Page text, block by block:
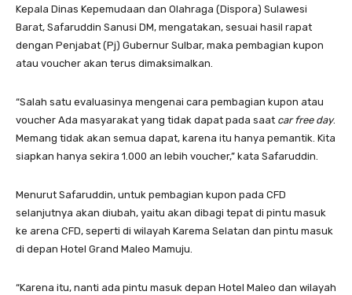
Kepala Dinas Kepemudaan dan Olahraga (Dispora) Sulawesi
Barat, Safaruddin Sanusi DM, mengatakan, sesuai hasil rapat
dengan Penjabat (Pj) Gubernur Sulbar, maka pembagian kupon
atau voucher akan terus dimaksimalkan.
“Salah satu evaluasinya mengenai cara pembagian kupon atau
voucher Ada masyarakat yang tidak dapat pada saat car free day.
Memang tidak akan semua dapat, karena itu hanya pemantik. Kita
siapkan hanya sekira 1.000 an lebih voucher,” kata Safaruddin.
Menurut Safaruddin, untuk pembagian kupon pada CFD
selanjutnya akan diubah, yaitu akan dibagi tepat di pintu masuk
ke arena CFD, seperti di wilayah Karema Selatan dan pintu masuk
di depan Hotel Grand Maleo Mamuju.
“Karena itu, nanti ada pintu masuk depan Hotel Maleo dan wilayah